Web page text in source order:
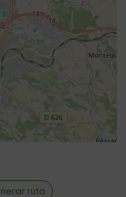
ruta